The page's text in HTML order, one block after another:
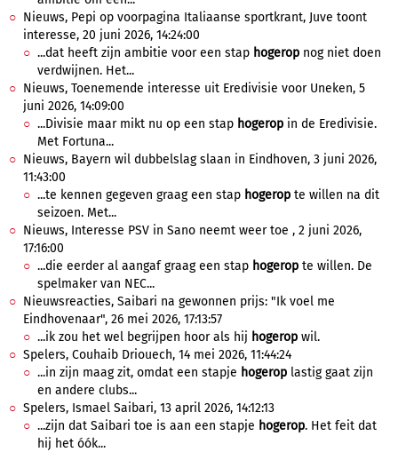
Nieuws, Pepi op voorpagina Italiaanse sportkrant, Juve toont
interesse, 20 juni 2026, 14:24:00
...dat heeft zijn ambitie voor een stap hogerop nog niet doen
verdwijnen. Het...
Nieuws, Toenemende interesse uit Eredivisie voor Uneken, 5
juni 2026, 14:09:00
...Divisie maar mikt nu op een stap hogerop in de Eredivisie.
Met Fortuna...
Nieuws, Bayern wil dubbelslag slaan in Eindhoven, 3 juni 2026,
11:43:00
...te kennen gegeven graag een stap hogerop te willen na dit
seizoen. Met...
Nieuws, Interesse PSV in Sano neemt weer toe , 2 juni 2026,
17:16:00
...die eerder al aangaf graag een stap hogerop te willen. De
spelmaker van NEC...
Nieuwsreacties, Saibari na gewonnen prijs: "Ik voel me
Eindhovenaar", 26 mei 2026, 17:13:57
...ik zou het wel begrijpen hoor als hij hogerop wil.
Spelers, Couhaib Driouech, 14 mei 2026, 11:44:24
...in zijn maag zit, omdat een stapje hogerop lastig gaat zijn
en andere clubs...
Spelers, Ismael Saibari, 13 april 2026, 14:12:13
...zijn dat Saibari toe is aan een stapje hogerop. Het feit dat
hij het óók...